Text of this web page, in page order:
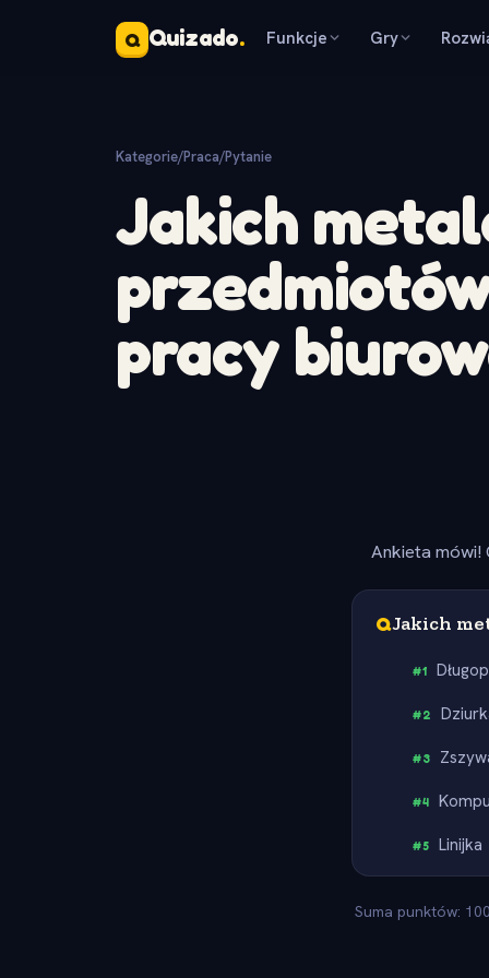
Q Quizado. Funkcje Gry
Kategorie/Praca/Pytanie
Jakich
pracy
Ankieta mówi!
QJakich
#1
#2
#3
#4
#5 Linijka
Suma punktów: